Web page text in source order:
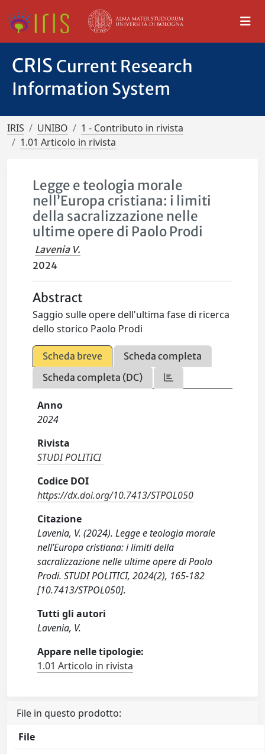
CRIS Current Research
Information System
IRIS UNIBO
1 - Contributo in rivista
1.01 Articolo in rivista
Legge e teologia morale
nell’Europa cristiana: i limiti
della sacralizzazione nelle
ultime opere di Paolo Prodi
Lavenia V.
2024
Abstract
Saggio sulle opere dell'ultima fase di ricerca
dello storico Paolo Prodi
Scheda breve
Scheda completa
Scheda completa (DC)
Anno
2024
Rivista
STUDI POLITICI
Codice DOI
https://dx.doi.org/10.7413/STPOL050
Citazione
Lavenia, V. (2024). Legge e teologia morale
nell’Europa cristiana: i limiti della
sacralizzazione nelle ultime opere di Paolo
Prodi. STUDI POLITICI, 2024(2), 165-182
[10.7413/STPOL050].
Tutti gli autori
Lavenia, V.
Appare nelle tipologie:
1.01 Articolo in rivista
File in questo prodotto:
File